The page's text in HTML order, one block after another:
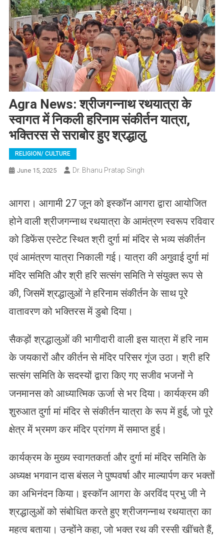
Agra News: श्रीजगन्नाथ रथयात्रा के
स्वागत में निकली हरिनाम संकीर्तन यात्रा,
भक्तिरस से सराबोर हुए श्रद्धालु
RELIGION/ CULTURE
June 15, 2025 Dr. Bhanu Pratap Singh
आगरा। आगामी 27 जून को इस्कॉन आगरा द्वारा आयोजित
होने वाली श्रीजगन्नाथ रथयात्रा के आमंत्रण स्वरूप रविवार
को डिफेंस एस्टेट स्थित श्री दुर्गा मां मंदिर से भव्य संकीर्तन
एवं आमंत्रण यात्रा निकाली गई। यात्रा की अगुवाई दुर्गा मां
मंदिर समिति और श्री हरि सत्संग समिति ने संयुक्त रूप से
की, जिसमें श्रद्धालुओं ने हरिनाम संकीर्तन के साथ पूरे
वातावरण को भक्तिरस में डुबो दिया।
सैकड़ों श्रद्धालुओं की भागीदारी वाली इस यात्रा में हरि नाम
के जयकारों और कीर्तन से मंदिर परिसर गूंज उठा। श्री हरि
सत्संग समिति के सदस्यों द्वारा किए गए सजीव भजनों ने
जनमानस को आध्यात्मिक ऊर्जा से भर दिया। कार्यक्रम की
शुरुआत दुर्गा मां मंदिर से संकीर्तन यात्रा के रूप में हुई, जो पूरे
क्षेत्र में भ्रमण कर मंदिर प्रांगण में समाप्त हुई।
कार्यक्रम के मुख्य स्वागतकर्ता और दुर्गा मां मंदिर समिति के
अध्यक्ष भगवान दास बंसल ने पुष्पवर्षा और माल्यार्पण कर भक्तों
का अभिनंदन किया। इस्कॉन आगरा के अरविंद प्रभु जी ने
श्रद्धालुओं को संबोधित करते हुए श्रीजगन्नाथ रथयात्रा का
महत्व बताया। उन्होंने कहा, जो भक्त रथ की रस्सी खींचते हैं,